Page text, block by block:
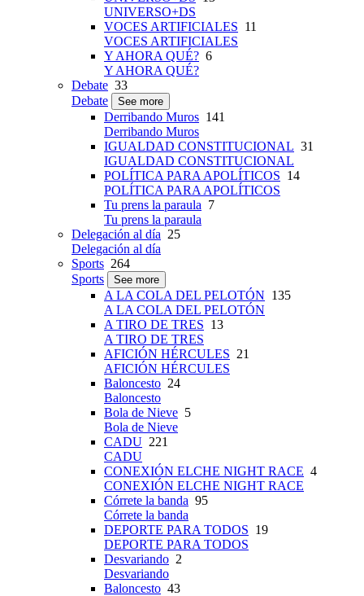
UNIVERSO+DS
VOCES ARTIFICIALES 11
VOCES ARTIFICIALES
Y AHORA QUÉ? 6
Y AHORA QUÉ?
Debate 33
Debate
See more
Derribando Muros 141
Derribando Muros
IGUALDAD CONSTITUCIONAL 31
IGUALDAD CONSTITUCIONAL
POLÍTICA PARA APOLÍTICOS 14
POLÍTICA PARA APOLÍTICOS
Tu prens la paraula 7
Tu prens la paraula
Delegación al día 25
Delegación al día
Sports 264
Sports
See more
A LA COLA DEL PELOTÓN 135
A LA COLA DEL PELOTÓN
A TIRO DE TRES 13
A TIRO DE TRES
AFICIÓN HÉRCULES 21
AFICIÓN HÉRCULES
Baloncesto 24
Baloncesto
Bola de Nieve 5
Bola de Nieve
CADU 221
CADU
CONEXIÓN ELCHE NIGHT RACE 4
CONEXIÓN ELCHE NIGHT RACE
Córrete la banda 95
Córrete la banda
DEPORTE PARA TODOS 19
DEPORTE PARA TODOS
Desvariando 2
Desvariando
Baloncesto 43